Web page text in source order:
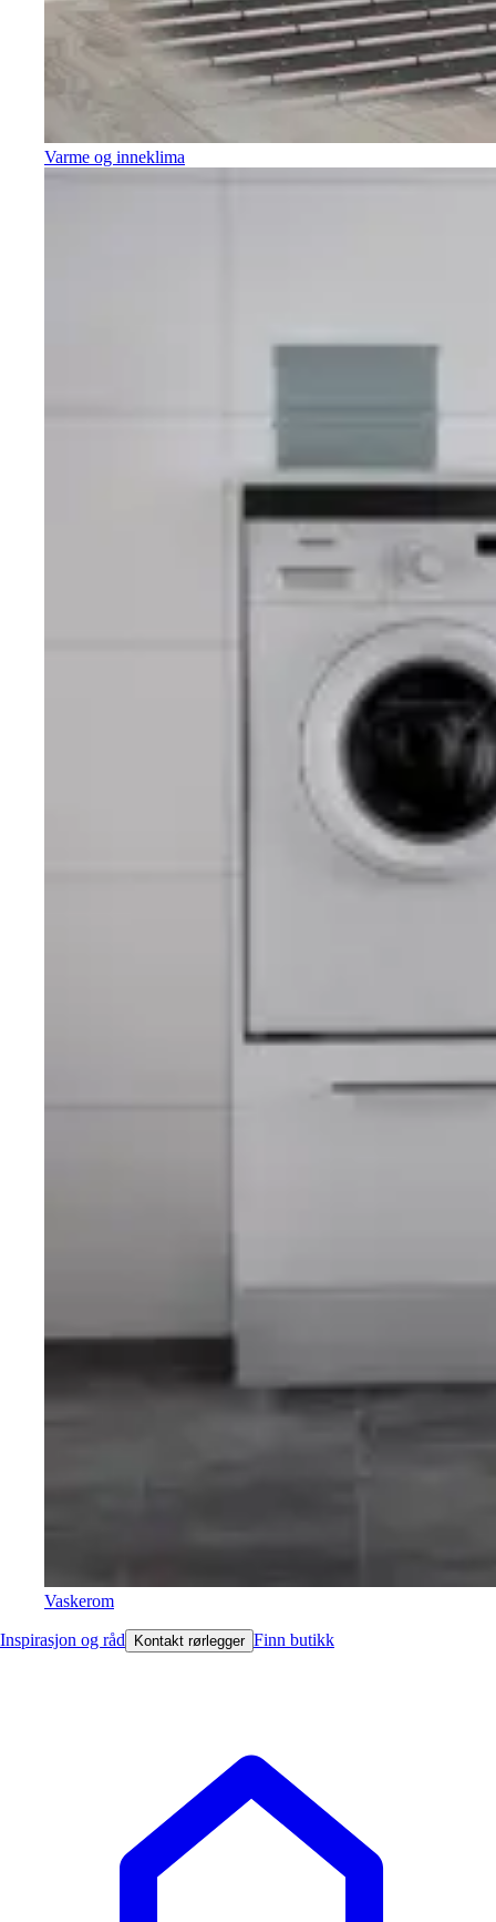
Varme og inneklima
Vaskerom
Inspirasjon og råd Kontakt rørlegger Finn butikk